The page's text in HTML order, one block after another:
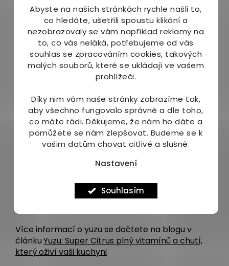
Abyste na našich stránkách rychle našli to,
co hledáte, ušetřili spoustu klikání a
nezobrazovaly se vám například reklamy na
to, co vás neláká, potřebujeme od vás
souhlas se zpracováním cookies, takových
malých souborů, které se ukládají ve vašem
prohlížeči.
Díky nim vám naše stránky zobrazíme tak,
aby všechno fungovalo správně a dle toho,
co máte rádi. Děkujeme, že nám ho dáte a
pomůžete se nám zlepšovat. Budeme se k
vašim datům chovat citlivě a slušně.
Nastavení
Souhlasím
promíchejte. Pro horké letní dny můžete nápoj
podle chuti vychladit nebo přidat kousky ledu.
Výborně chutná také s perlivou vodou.
Jeden šálek či sklenice Zdravého Yuzu Tea dodá
tělu 173% doporučené denní dávky vitaminu C a
velkou porci antioxidantů.
500 g
Upozornění:
30°C.Chraňte před slunečním zářením. Po
ideálně do 14 dní. Země původu: Jižní Korea
Více informací o yuzu se dočtete na blogu v
článkuYuzu: Super Citrus plný vitamínů a chutí,
který oživí vaši kuchyni